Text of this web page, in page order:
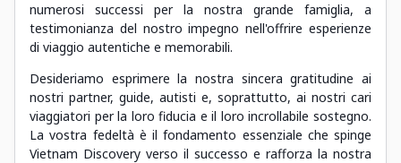
numerosi successi per la nostra grande famiglia, a
testimonianza del nostro impegno nell'offrire esperienze
di viaggio autentiche e memorabili.
Desideriamo esprimere la nostra sincera gratitudine ai
nostri partner, guide, autisti e, soprattutto, ai nostri cari
viaggiatori per la loro fiducia e il loro incrollabile sostegno.
La vostra fedeltà è il fondamento essenziale che spinge
Vietnam Discovery verso il successo e rafforza la nostra